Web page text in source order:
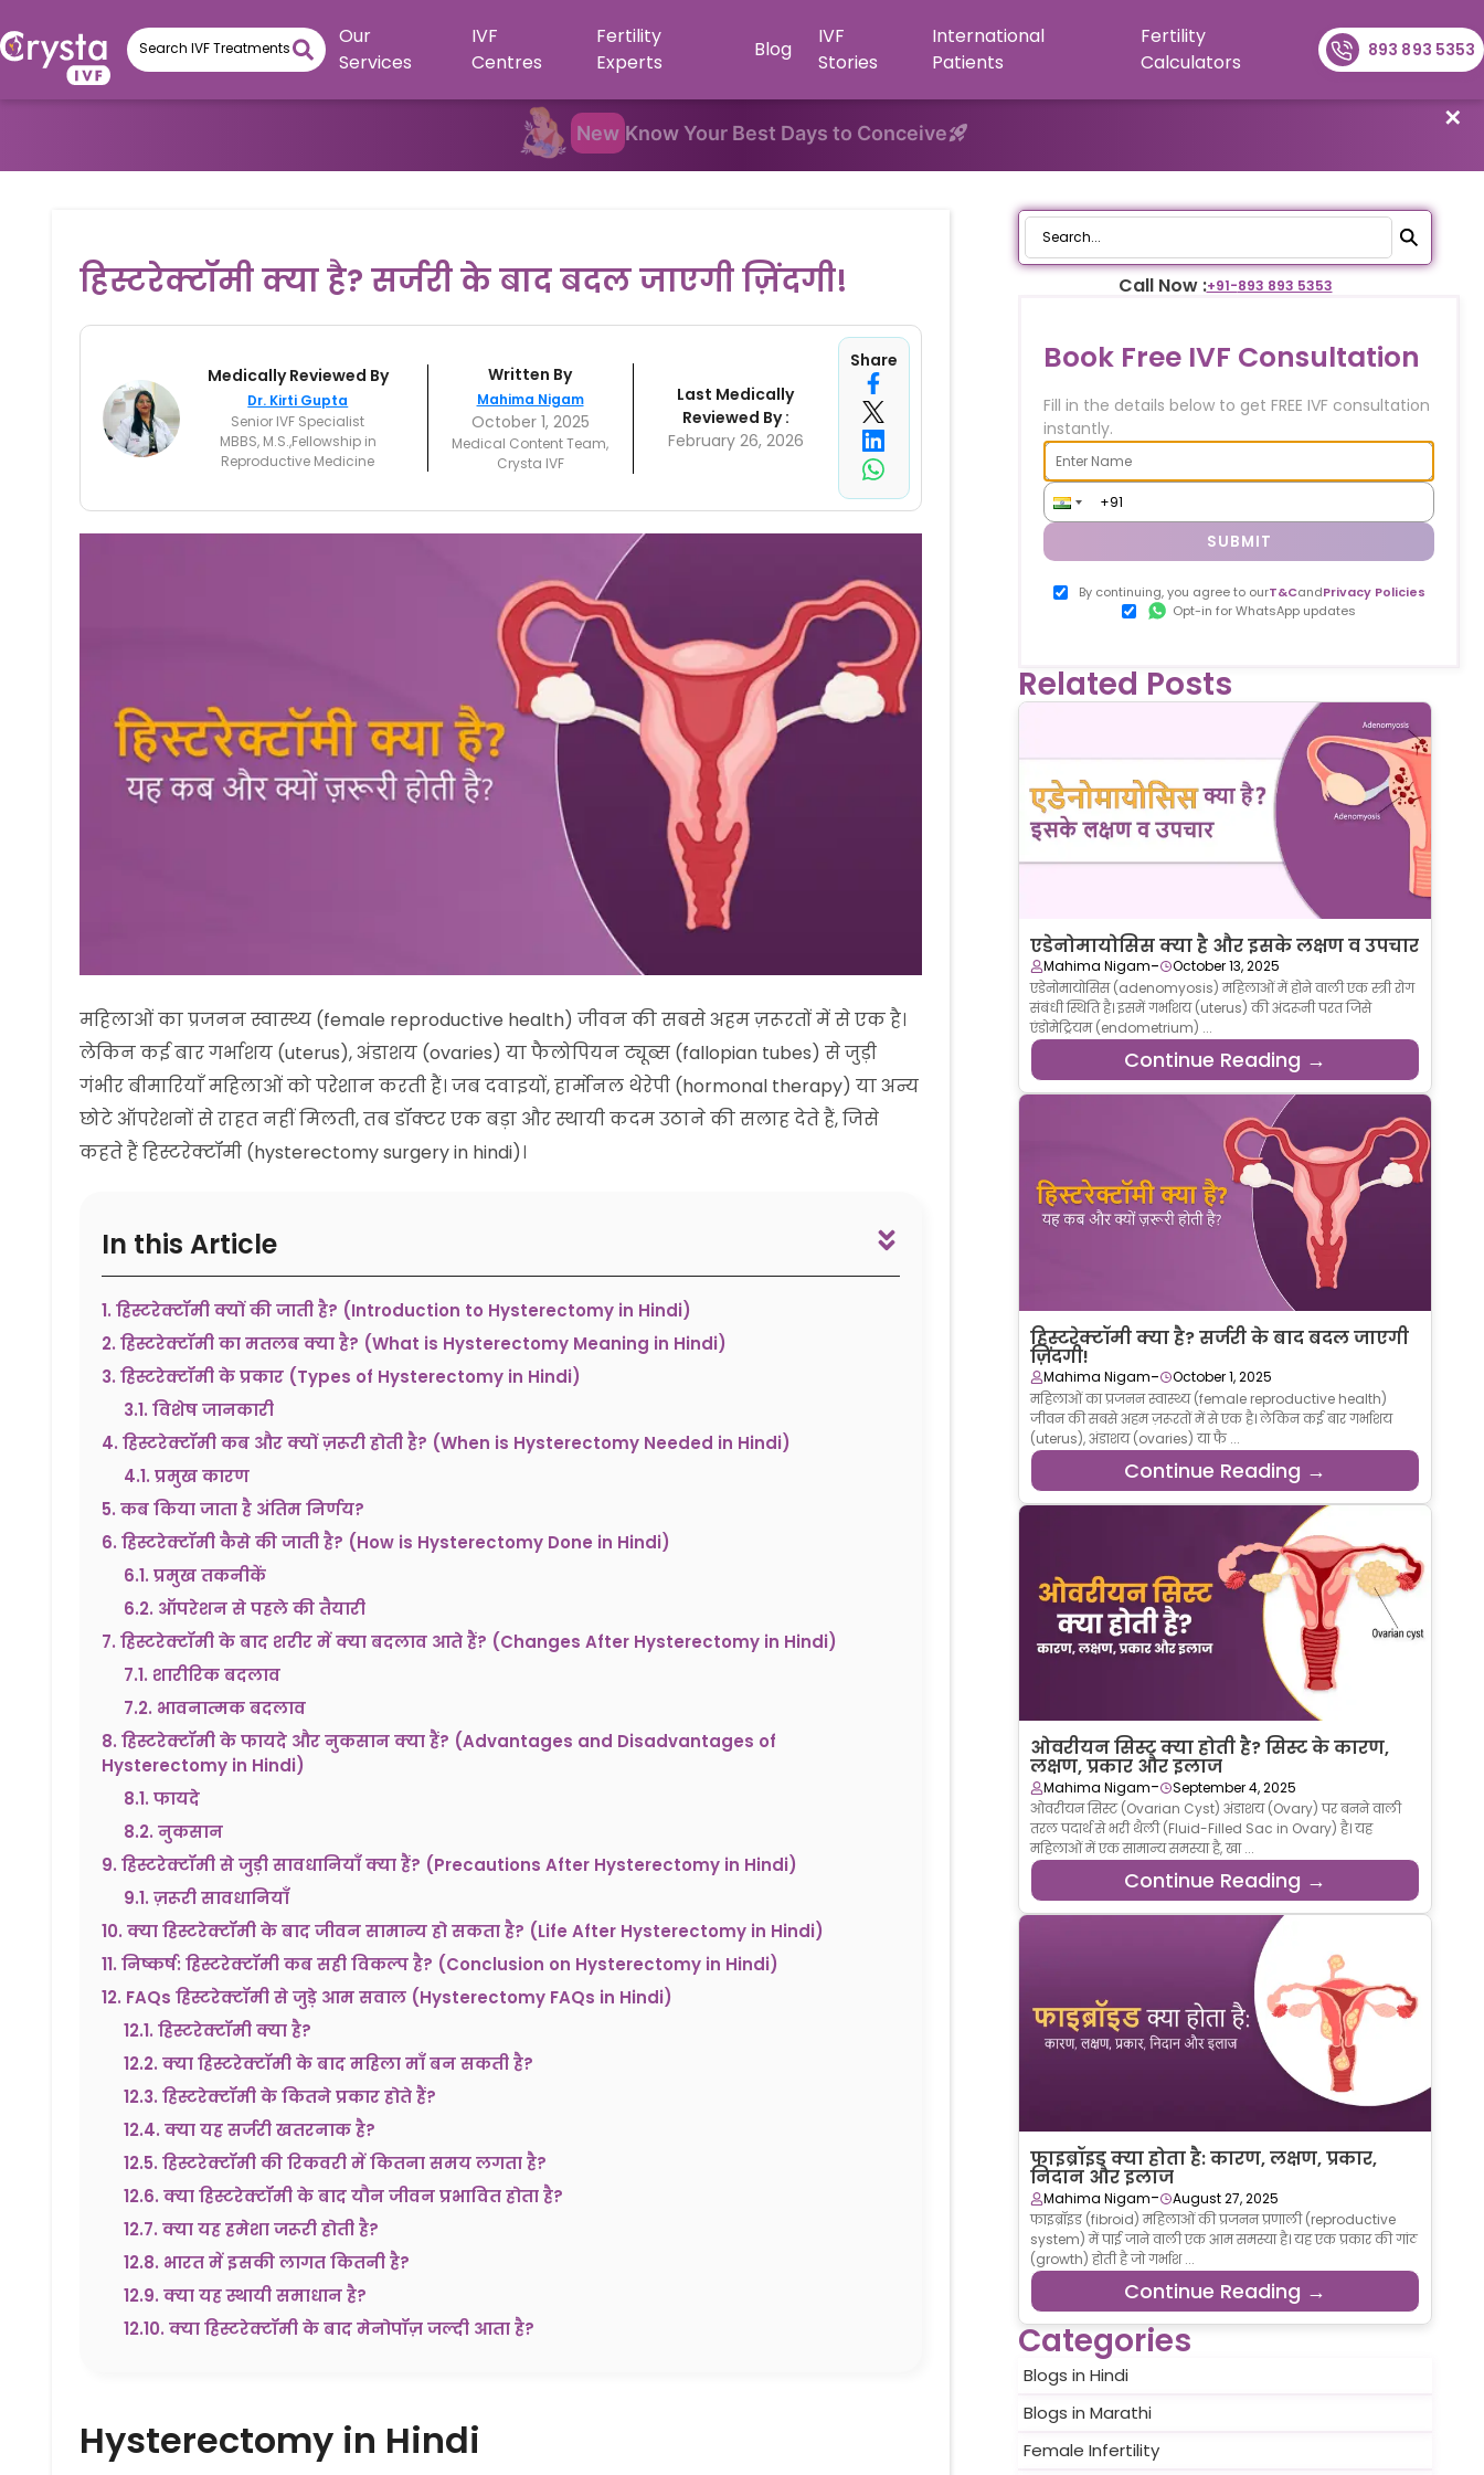
New Know Your Best Days to Conceive
✕
Our
Services
IVF
Centres
Fertility
Experts
Blog
IVF
Stories
International
Patients
Fertility
Calculators
893 893 5353
हिस्टरेक्टॉमी क्या है? सर्जरी के बाद बदल जाएगी ज़िंदगी!
Medically Reviewed By
Dr. Kirti Gupta
Senior IVF Specialist
MBBS, M.S.,Fellowship in
Reproductive Medicine
Written By
Mahima Nigam
October 1, 2025
Medical Content Team,
Crysta IVF
Last Medically
Reviewed By :
February 26, 2026
Share
महिलाओं का प्रजनन स्वास्थ्य (female reproductive health) जीवन की सबसे अहम ज़रूरतों में से एक है।
लेकिन कई बार गर्भाशय (uterus), अंडाशय (ovaries) या फैलोपियन ट्यूब्स (fallopian tubes) से जुड़ी
गंभीर बीमारियाँ महिलाओं को परेशान करती हैं। जब दवाइयों, हार्मोनल थेरेपी (hormonal therapy) या अन्य
छोटे ऑपरेशनों से राहत नहीं मिलती, तब डॉक्टर एक बड़ा और स्थायी कदम उठाने की सलाह देते हैं, जिसे
कहते हैं हिस्टरेक्टॉमी (hysterectomy surgery in hindi)।
In this Article
1. हिस्टरेक्टॉमी क्यों की जाती है? (Introduction to Hysterectomy in Hindi)
2. हिस्टरेक्टॉमी का मतलब क्या है? (What is Hysterectomy Meaning in Hindi)
3. हिस्टरेक्टॉमी के प्रकार (Types of Hysterectomy in Hindi)
3.1. विशेष जानकारी
4. हिस्टरेक्टॉमी कब और क्यों ज़रूरी होती है? (When is Hysterectomy Needed in Hindi)
4.1. प्रमुख कारण
5. कब किया जाता है अंतिम निर्णय?
6. हिस्टरेक्टॉमी कैसे की जाती है? (How is Hysterectomy Done in Hindi)
6.1. प्रमुख तकनीकें
6.2. ऑपरेशन से पहले की तैयारी
7. हिस्टरेक्टॉमी के बाद शरीर में क्या बदलाव आते हैं? (Changes After Hysterectomy in Hindi)
7.1. शारीरिक बदलाव
7.2. भावनात्मक बदलाव
8. हिस्टरेक्टॉमी के फायदे और नुकसान क्या हैं? (Advantages and Disadvantages of
Hysterectomy in Hindi)
8.1. फायदे
8.2. नुकसान
9. हिस्टरेक्टॉमी से जुड़ी सावधानियाँ क्या हैं? (Precautions After Hysterectomy in Hindi)
9.1. ज़रूरी सावधानियाँ
10. क्या हिस्टरेक्टॉमी के बाद जीवन सामान्य हो सकता है? (Life After Hysterectomy in Hindi)
11. निष्कर्ष: हिस्टरेक्टॉमी कब सही विकल्प है? (Conclusion on Hysterectomy in Hindi)
12. FAQs हिस्टरेक्टॉमी से जुड़े आम सवाल (Hysterectomy FAQs in Hindi)
12.1. हिस्टरेक्टॉमी क्या है?
12.2. क्या हिस्टरेक्टॉमी के बाद महिला माँ बन सकती है?
12.3. हिस्टरेक्टॉमी के कितने प्रकार होते हैं?
12.4. क्या यह सर्जरी खतरनाक है?
12.5. हिस्टरेक्टॉमी की रिकवरी में कितना समय लगता है?
12.6. क्या हिस्टरेक्टॉमी के बाद यौन जीवन प्रभावित होता है?
12.7. क्या यह हमेशा जरूरी होती है?
12.8. भारत में इसकी लागत कितनी है?
12.9. क्या यह स्थायी समाधान है?
12.10. क्या हिस्टरेक्टॉमी के बाद मेनोपॉज़ जल्दी आता है?
Hysterectomy in Hindi
Call Now :+91-893 893 5353
Book Free IVF Consultation
Fill in the details below to get FREE IVF consultation
instantly.
SUBMIT
By continuing, you agree to ourT&CandPrivacy Policies
Opt-in for WhatsApp updates
Related Posts
एडेनोमायोसिस क्या है और इसके लक्षण व उपचार
Mahima Nigam-
October 13, 2025
एडेनोमायोसिस (adenomyosis) महिलाओं में होने वाली एक स्त्री रोग
संबंधी स्थिति है। इसमें गर्भाशय (uterus) की अंदरूनी परत जिसे
एंडोमेट्रियम (endometrium) ...
Continue Reading →
हिस्टरेक्टॉमी क्या है? सर्जरी के बाद बदल जाएगी
ज़िंदगी!
Mahima Nigam-
October 1, 2025
महिलाओं का प्रजनन स्वास्थ्य (female reproductive health)
जीवन की सबसे अहम ज़रूरतों में से एक है। लेकिन कई बार गर्भाशय
(uterus), अंडाशय (ovaries) या फै ...
Continue Reading →
ओवरीयन सिस्ट क्या होती है? सिस्ट के कारण,
लक्षण, प्रकार और इलाज
Mahima Nigam-
September 4, 2025
ओवरीयन सिस्ट (Ovarian Cyst) अंडाशय (Ovary) पर बनने वाली
तरल पदार्थ से भरी थैली (Fluid-Filled Sac in Ovary) है। यह
महिलाओं में एक सामान्य समस्या है, खा ...
Continue Reading →
फाइब्रॉइड क्या होता है: कारण, लक्षण, प्रकार,
निदान और इलाज
Mahima Nigam-
August 27, 2025
फाइब्रॉइड (fibroid) महिलाओं की प्रजनन प्रणाली (reproductive
system) में पाई जाने वाली एक आम समस्या है। यह एक प्रकार की गांठ
(growth) होती है जो गर्भाश ...
Continue Reading →
Categories
Blogs in Hindi
Blogs in Marathi
Female Infertility